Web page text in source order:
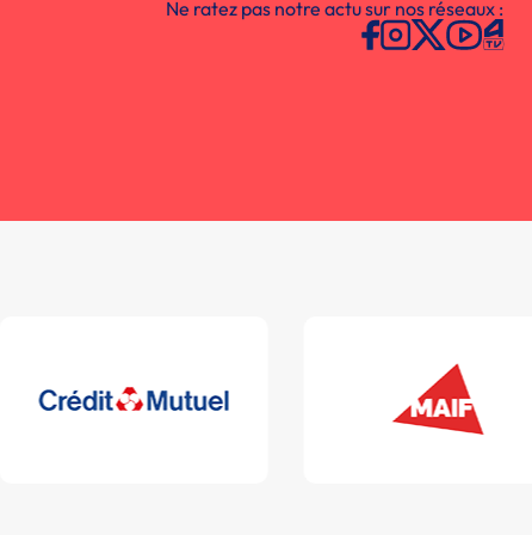
Ne ratez pas notre actu sur nos réseaux :